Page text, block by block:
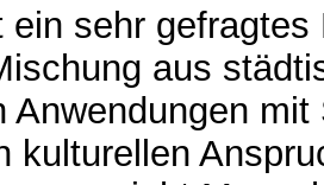
ein sehr
aus
Anwendungen
kulturellen